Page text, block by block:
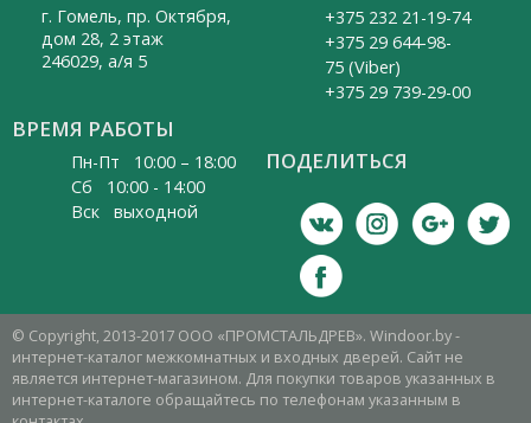
г. Гомель, пр. Октября,
дом 28, 2 этаж
246029, а/я 5
ВРЕМЯ РАБОТЫ
Пн-Пт 10:00 – 18:00
Cб 10:00 - 14:00
Вск выходной
+375 232 21-19-74
+375 29 644-98-
75 (Viber)
+375 29 739-29-00
ПОДЕЛИТЬСЯ
© Copyright, 2013-2017 ООО «ПРОМСТАЛЬДРЕВ». Windoor.by -
интернет-каталог межкомнатных и входных дверей. Сайт не
является интернет-магазином. Для покупки товаров указанных в
интернет-каталоге обращайтесь по телефонам указанным в